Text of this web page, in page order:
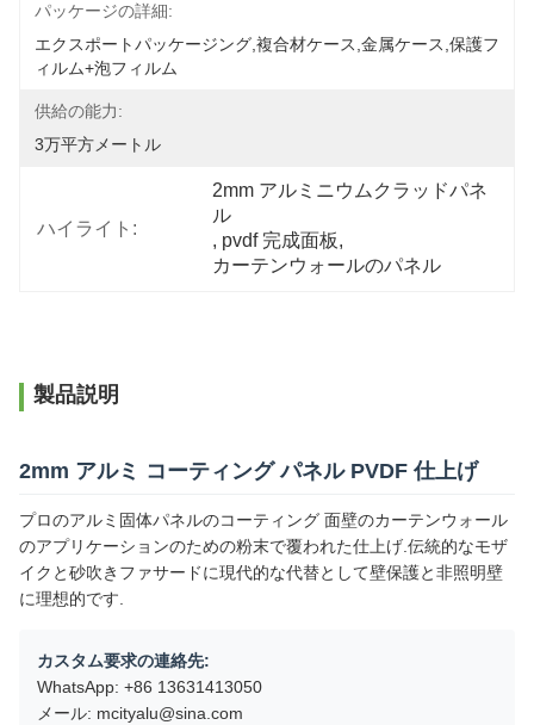
パッケージの詳細:
エクスポートパッケージング,複合材ケース,金属ケース,保護フ
ィルム+泡フィルム
供給の能力:
3万平方メートル
ハイライト:
2mm アルミニウムクラッドパネ
ル
, pvdf 完成面板,
カーテンウォールのパネル
製品説明
2mm アルミ コーティング パネル PVDF 仕上げ
プロのアルミ固体パネルのコーティング 面壁のカーテンウォール
のアプリケーションのための粉末で覆われた仕上げ.伝統的なモザ
イクと砂吹きファサードに現代的な代替として壁保護と非照明壁
に理想的です.
カスタム要求の連絡先:
WhatsApp: +86 13631413050
メール: mcityalu@sina.com